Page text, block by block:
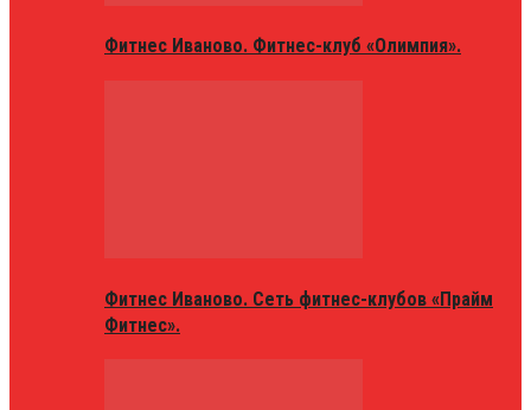
Фитнес Иваново. Фитнес-клуб «Олимпия».
Фитнес Иваново. Сеть фитнес-клубов «Прайм
Фитнес».